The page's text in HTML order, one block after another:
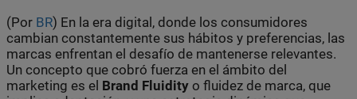
(Por BR) En la era digital, donde los consumidores
cambian constantemente sus hábitos y preferencias, las
marcas enfrentan el desafío de mantenerse relevantes.
Un concepto que cobró fuerza en el ámbito del
marketing es el Brand Fluidity o fluidez de marca, que